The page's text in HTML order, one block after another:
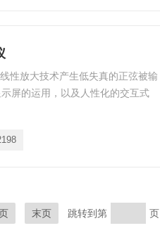
性放大技术产生低失真的正弦被输
屏的运用，以及人性化的交互式
末页 跳转到第 页